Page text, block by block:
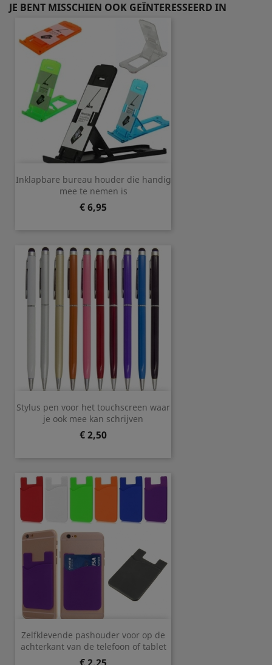
JE BENT MISSCHIEN OOK GEÏNTERESSEERD IN
Inklapbare bureau houder die handig
mee te nemen is
Prijs
€ 6,95
Stylus pen voor het touchscreen waar
je ook mee kan schrijven
Prijs
€ 2,50
Zelfklevende pashouder voor op de
achterkant van de telefoon of tablet
Prijs